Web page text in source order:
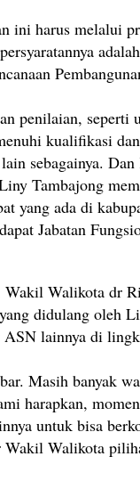
ini harus melalui
penilaian, seperti
kualifikasi
sebagainya.
Tambajong
yang ada di
Jabatan
Wakil Walikota dr
didulang oleh
ASN lainnya di
Masih banyak
harapkan,
untuk bisa
Wakil Walikota